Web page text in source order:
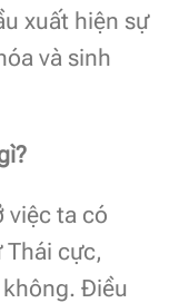
xuất hiện sự
và sinh
việc ta có
cực,
Điều